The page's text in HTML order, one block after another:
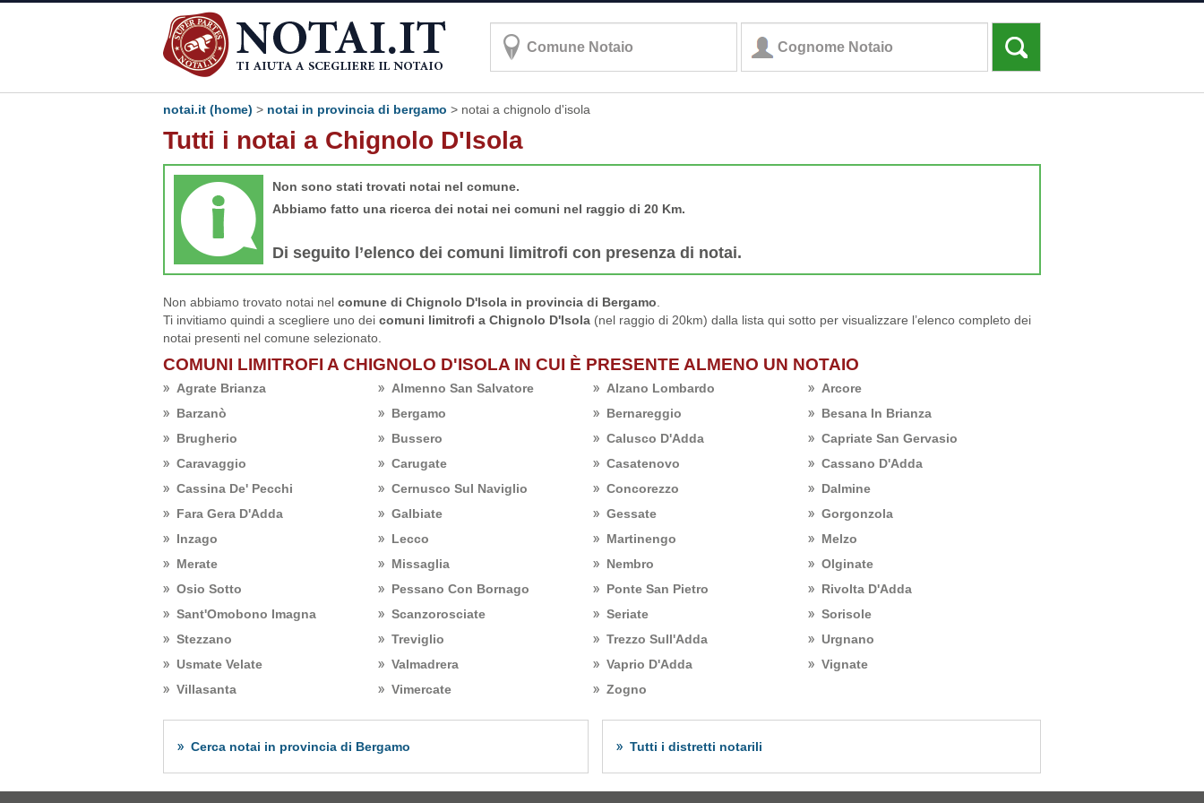
notai.it (home) > notai in provincia di bergamo > notai a chignolo d'isola
Tutti i notai a Chignolo D'Isola
Non sono stati trovati notai nel comune.
Abbiamo fatto una ricerca dei notai nei comuni nel raggio di 20 Km.
Di seguito l’elenco dei comuni limitrofi con presenza di notai.
Non abbiamo trovato notai nel comune di Chignolo D'Isola in provincia di Bergamo
Ti invitiamo quindi a scegliere uno dei comuni limitrofi a Chignolo D'Isola (nel raggio di 20km) dalla lista qui sotto per visualizzare l’elenco completo dei
notai presenti nel comune selezionato.
COMUNI LIMITROFI A CHIGNOLO D'ISOLA IN CUI È PRESENTE ALMENO UN NOTAIO
Agrate Brianza Almenno San Salvatore Alzano Lombardo
Arcore
Barzanò
Bergamo Bernareggio
Besana In Brianza
Brugherio
Bussero Calusco D'Adda
Capriate San Gervasio
Caravaggio
Carugate Casatenovo
Cassano D'Adda
Cassina De' Pecchi
Cernusco Sul Naviglio Concorezzo
Dalmine
Fara Gera D'Adda
Galbiate Gessate
Gorgonzola
Inzago
Lecco Martinengo
Melzo
Merate
Missaglia Nembro
Olginate
Osio Sotto
Pessano Con Bornago Ponte San Pietro
Rivolta D'Adda
Sant'Omobono Imagna
Scanzorosciate Seriate
Sorisole
Stezzano
Treviglio Trezzo Sull'Adda
Urgnano
Usmate Velate
Valmadrera Vaprio D'Adda
Vignate
Villasanta
Vimercate Zogno
Cerca notai in provincia di Bergamo Tutti i distretti notarili